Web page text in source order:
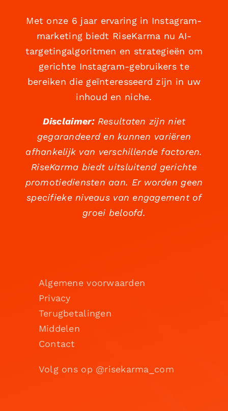
Met onze 6 jaar ervaring in Instagram-
marketing biedt RiseKarma nu AI-
targetingalgoritmen en strategieën om
gerichte Instagram-gebruikers te
bereiken die geïnteresseerd zijn in uw
inhoud en niche.
Disclaimer:Resultaten zijn niet
gegarandeerd en kunnen variëren
afhankelijk van verschillende factoren.
RiseKarma biedt uitsluitend gerichte
promotiediensten aan. Er worden geen
specifieke niveaus van engagement of
groei beloofd.
Algemene voorwaarden
Privacy
Terugbetalingen
Middelen
Contact
Volg ons op @risekarma_com